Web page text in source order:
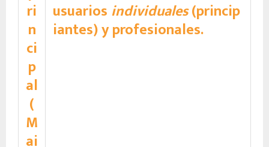
ri
n
ci
p
al
(
M
ai
usuarios individuales(princip
iantes) y profesionales.